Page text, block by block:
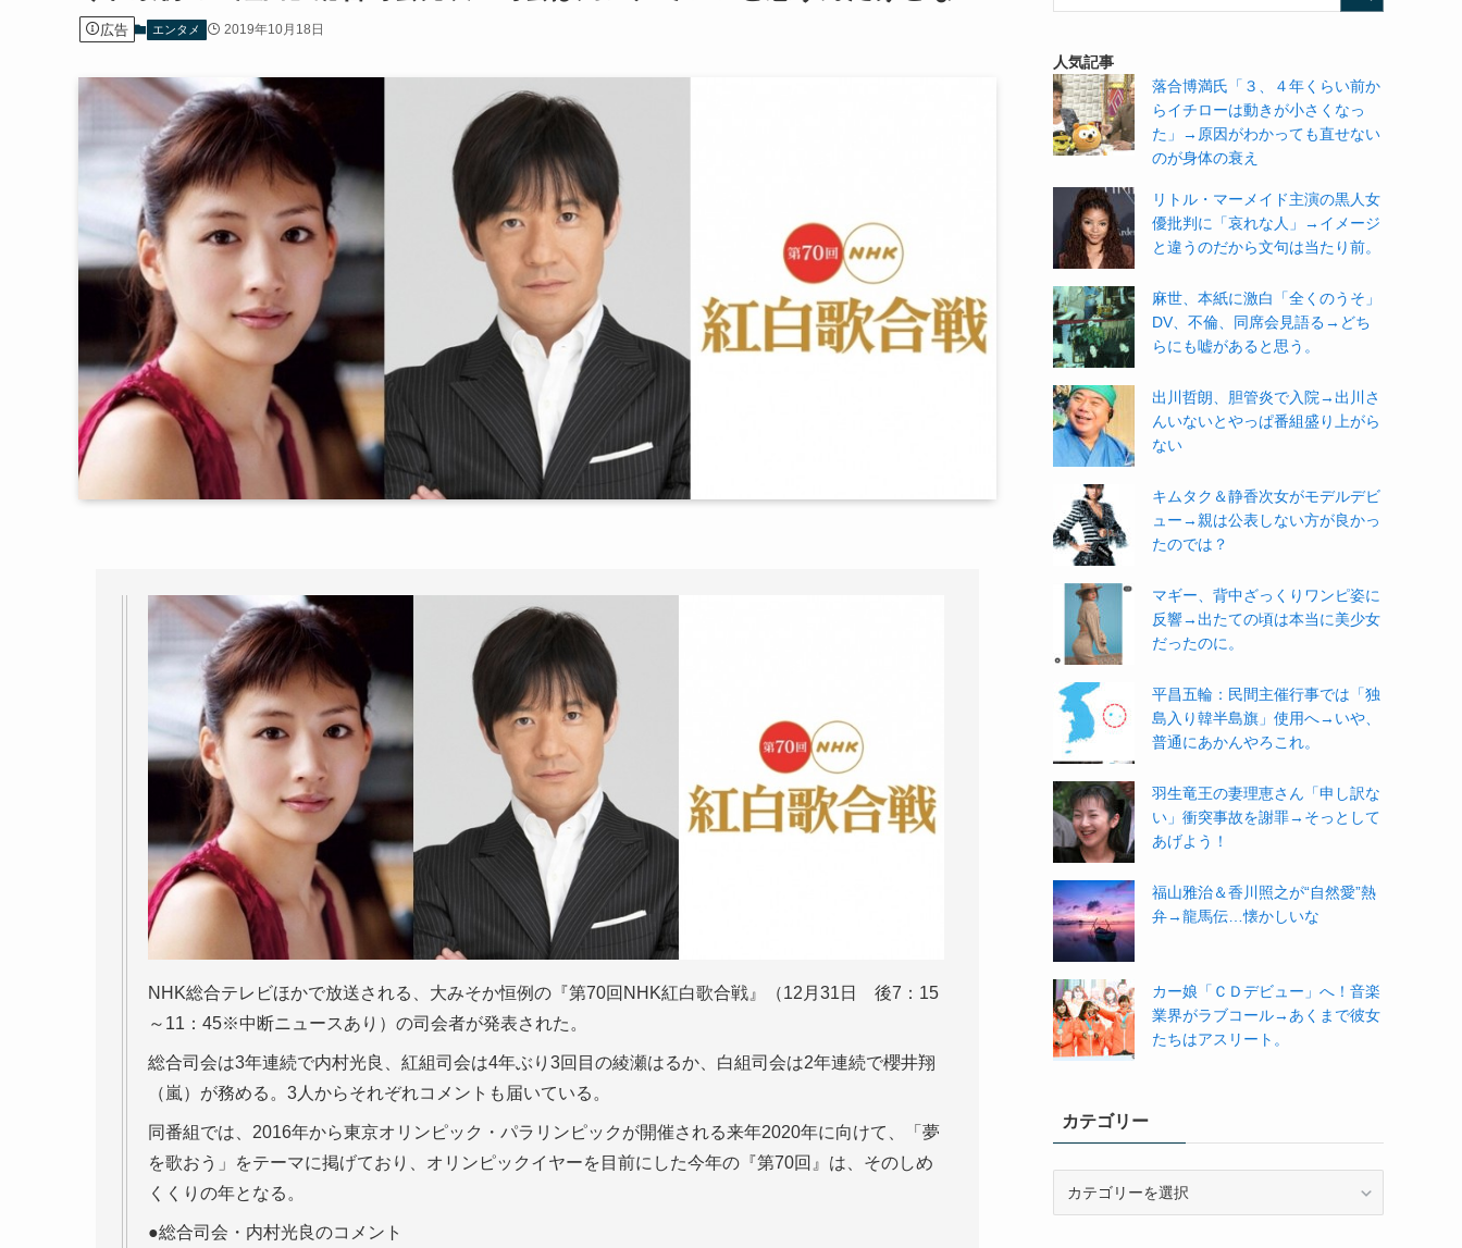
広告 エンタメ 2019年10月18日
NHK総合テレビほかで放送される、大みそか恒例の『第70回NHK紅白歌合戦』（12月31日 後7：15
～11：45※中断ニュースあり）の司会者が発表された。
総合司会は3年連続で内村光良、紅組司会は4年ぶり3回目の綾瀬はるか、白組司会は2年連続で櫻井翔
（嵐）が務める。3人からそれぞれコメントも届いている。
同番組では、2016年から東京オリンピック・パラリンピックが開催される来年2020年に向けて、「夢
を歌おう」をテーマに掲げており、オリンピックイヤーを目前にした今年の『第70回』は、そのしめ
くくりの年となる。
●総合司会・内村光良のコメント
人気記事
落合博満氏「３、４年くらい前か
らイチローは動きが小さくなっ
た」→原因がわかっても直せない
のが身体の衰え
リトル・マーメイド主演の黒人女
優批判に「哀れな人」→イメージ
と違うのだから文句は当たり前。
麻世、本紙に激白「全くのうそ」
DV、不倫、同席会見語る→どち
らにも嘘があると思う。
出川哲朗、胆管炎で入院→出川さ
んいないとやっぱ番組盛り上がら
ない
キムタク＆静香次女がモデルデビ
ュー→親は公表しない方が良かっ
たのでは？
マギー、背中ざっくりワンピ姿に
反響→出たての頃は本当に美少女
だったのに。
平昌五輪：民間主催行事では「独
島入り韓半島旗」使用へ→いや、
普通にあかんやろこれ。
羽生竜王の妻理恵さん「申し訳な
い」衝突事故を謝罪→そっとして
あげよう！
福山雅治＆香川照之が“自然愛”熱
弁→龍馬伝…懐かしいな
カー娘「ＣＤデビュー」へ！音楽
業界がラブコール→あくまで彼女
たちはアスリート。
カテゴリー